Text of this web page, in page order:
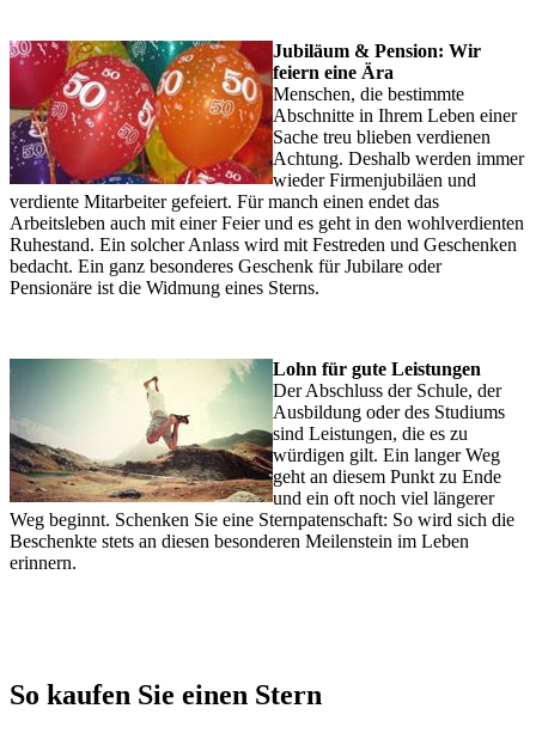
Jubiläum & Pension: Wir
feiern eine Ära
Menschen, die bestimmte
Abschnitte in Ihrem Leben einer
Sache treu blieben verdienen
Achtung. Deshalb werden immer
wieder Firmenjubiläen und
verdiente Mitarbeiter gefeiert. Für manch einen endet das
Arbeitsleben auch mit einer Feier und es geht in den wohlverdienten
Ruhestand. Ein solcher Anlass wird mit Festreden und Geschenken
bedacht. Ein ganz besonderes Geschenk für Jubilare oder
Pensionäre ist die Widmung eines Sterns.
Lohn für gute Leistungen
Der Abschluss der Schule, der
Ausbildung oder des Studiums
sind Leistungen, die es zu
würdigen gilt. Ein langer Weg
geht an diesem Punkt zu Ende
und ein oft noch viel längerer
Weg beginnt. Schenken Sie eine Sternpatenschaft: So wird sich die
Beschenkte stets an diesen besonderen Meilenstein im Leben
erinnern.
So kaufen Sie einen Stern